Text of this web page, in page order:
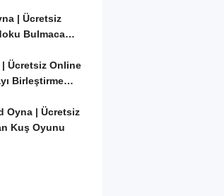
| Ücretsiz
Bulmaca
| Ücretsiz Online
Birleştirme
Oyna | Ücretsiz
Kuş Oyunu